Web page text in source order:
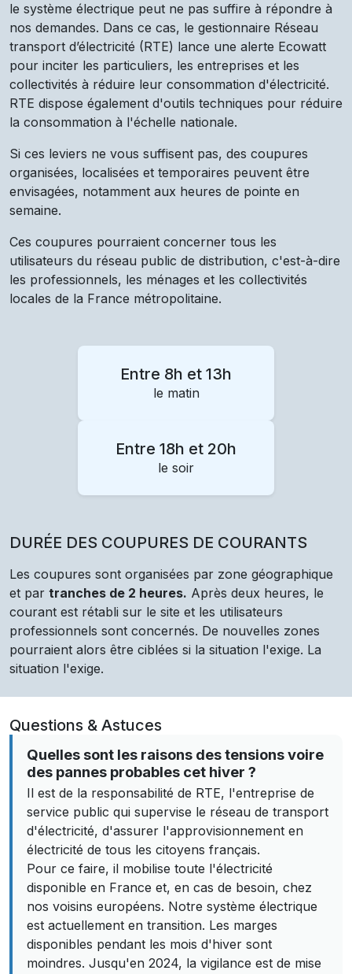
le système électrique peut ne pas suffire à répondre à
nos demandes. Dans ce cas, le gestionnaire Réseau
transport d’électricité (RTE) lance une alerte Ecowatt
pour inciter les particuliers, les entreprises et les
collectivités à réduire leur consommation d'électricité.
RTE dispose également d'outils techniques pour réduire
la consommation à l'échelle nationale.
Si ces leviers ne vous suffisent pas, des coupures
organisées, localisées et temporaires peuvent être
envisagées, notamment aux heures de pointe en
semaine.
Ces coupures pourraient concerner tous les
utilisateurs du réseau public de distribution, c'est-à-dire
les professionnels, les ménages et les collectivités
locales de la France métropolitaine.
Entre 8h et 13h
le matin
Entre 18h et 20h
le soir
DURÉE DES COUPURES DE COURANTS
Les coupures sont organisées par zone géographique
et par tranches de 2 heures. Après deux heures, le
courant est rétabli sur le site et les utilisateurs
professionnels sont concernés. De nouvelles zones
pourraient alors être ciblées si la situation l'exige. La
situation l'exige.
Questions & Astuces
Quelles sont les raisons des tensions voire
des pannes probables cet hiver ?
Il est de la responsabilité de RTE, l'entreprise de
service public qui supervise le réseau de transport
d'électricité, d'assurer l'approvisionnement en
électricité de tous les citoyens français.
Pour ce faire, il mobilise toute l'électricité
disponible en France et, en cas de besoin, chez
nos voisins européens. Notre système électrique
est actuellement en transition. Les marges
disponibles pendant les mois d'hiver sont
moindres. Jusqu'en 2024, la vigilance est de mise